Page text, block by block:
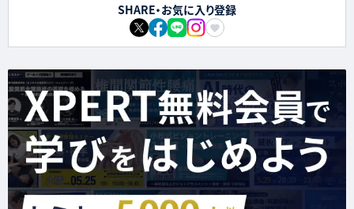
SHARE・お気に入り登録